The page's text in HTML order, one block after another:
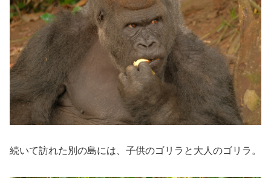
続いて訪れた別の島には、子供のゴリラと大人のゴリラ。